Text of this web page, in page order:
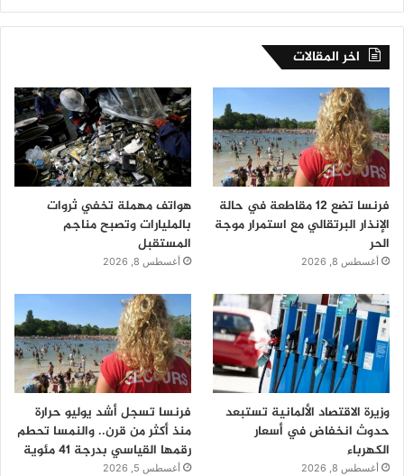
اخر المقالات
فرنسا تضع 12 مقاطعة في حالة
الإنذار البرتقالي مع استمرار موجة
الحر
أغسطس 8, 2026
هواتف مهملة تخفي ثروات
بالمليارات وتصبح مناجم
المستقبل
أغسطس 8, 2026
وزيرة الاقتصاد الألمانية تستبعد
حدوث انخفاض في أسعار
الكهرباء
أغسطس 8, 2026
فرنسا تسجل أشد يوليو حرارة
منذ أكثر من قرن.. والنمسا تحطم
رقمها القياسي بدرجة 41 مئوية
أغسطس 5, 2026